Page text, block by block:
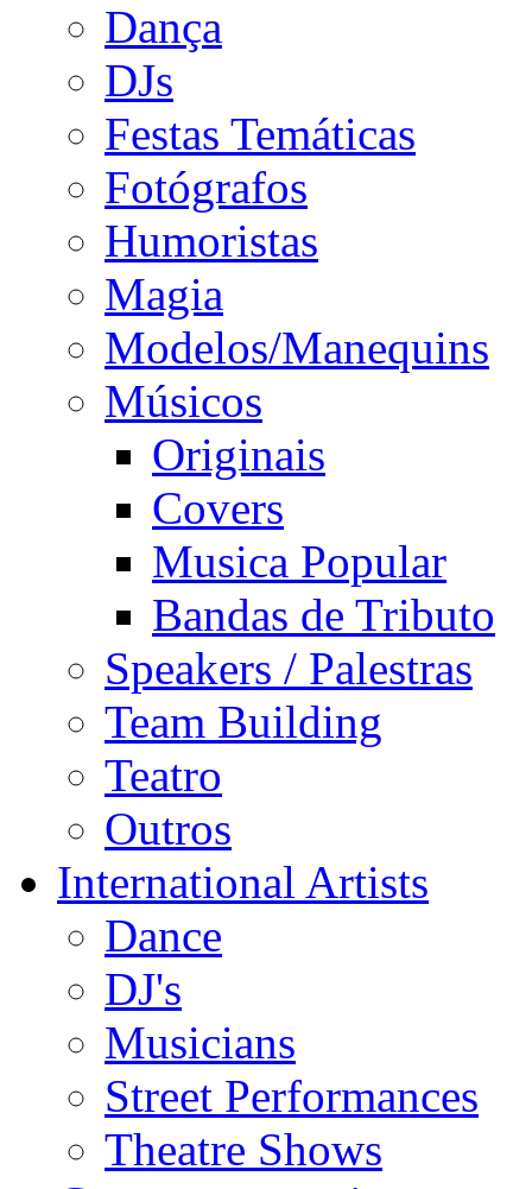
Dança
DJs
Festas Temáticas
Fotógrafos
Humoristas
Magia
Modelos/Manequins
Músicos
Originais
Covers
Musica Popular
Bandas de Tributo
Speakers / Palestras
Team Building
Teatro
Outros
International Artists
Dance
DJ's
Musicians
Street Performances
Theatre Shows